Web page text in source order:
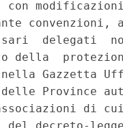
con
delegati
della
Gazzetta
Province
di